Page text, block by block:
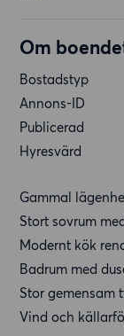
Om
Bostadstyp
Annons-ID
Publicerad
Hyresvärd
Gammal
Stort sovrum
Modernt kök
Badrum med
Stor gemensam
Vind och